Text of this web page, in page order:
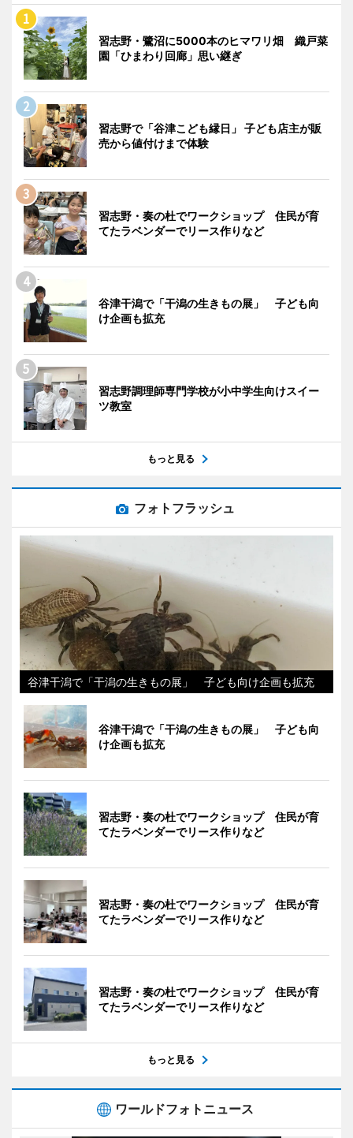
習志野・鷺沼に5000本のヒマワリ畑 織戸菜
園「ひまわり回廊」思い継ぎ
習志野で「谷津こども縁日」 子ども店主が販
売から値付けまで体験
習志野・奏の杜でワークショップ 住民が育
てたラベンダーでリース作りなど
谷津干潟で「干潟の生きもの展」 子ども向
け企画も拡充
習志野調理師専門学校が小中学生向けスイー
ツ教室
もっと見る
フォトフラッシュ
谷津干潟で「干潟の生きもの展」 子ども向け企画も拡充
谷津干潟で「干潟の生きもの展」 子ども向
け企画も拡充
習志野・奏の杜でワークショップ 住民が育
てたラベンダーでリース作りなど
習志野・奏の杜でワークショップ 住民が育
てたラベンダーでリース作りなど
習志野・奏の杜でワークショップ 住民が育
てたラベンダーでリース作りなど
もっと見る
ワールドフォトニュース